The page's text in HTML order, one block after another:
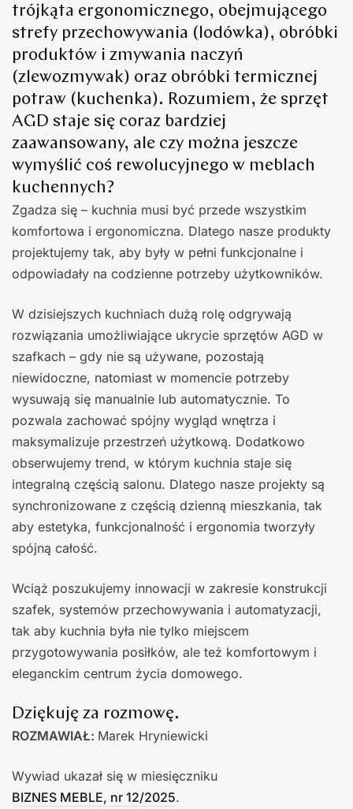
trójkąta ergonomicznego, obejmującego
strefy przechowywania (lodówka), obróbki
produktów i zmywania naczyń
(zlewozmywak) oraz obróbki termicznej
potraw (kuchenka). Rozumiem, że sprzęt
AGD staje się coraz bardziej
zaawansowany, ale czy można jeszcze
wymyślić coś rewolucyjnego w meblach
kuchennych?
Zgadza się – kuchnia musi być przede wszystkim
komfortowa i ergonomiczna. Dlatego nasze produkty
projektujemy tak, aby były w pełni funkcjonalne i
odpowiadały na codzienne potrzeby użytkowników.
W dzisiejszych kuchniach dużą rolę odgrywają
rozwiązania umożliwiające ukrycie sprzętów AGD w
szafkach – gdy nie są używane, pozostają
niewidoczne, natomiast w momencie potrzeby
wysuwają się manualnie lub automatycznie. To
pozwala zachować spójny wygląd wnętrza i
maksymalizuje przestrzeń użytkową. Dodatkowo
obserwujemy trend, w którym kuchnia staje się
integralną częścią salonu. Dlatego nasze projekty są
synchronizowane z częścią dzienną mieszkania, tak
aby estetyka, funkcjonalność i ergonomia tworzyły
spójną całość.
Wciąż poszukujemy innowacji w zakresie konstrukcji
szafek, systemów przechowywania i automatyzacji,
tak aby kuchnia była nie tylko miejscem
przygotowywania posiłków, ale też komfortowym i
eleganckim centrum życia domowego.
Dziękuję za rozmowę.
ROZMAWIAŁ: Marek Hryniewicki
Wywiad ukazał się w miesięczniku
BIZNES MEBLE, nr 12/2025.